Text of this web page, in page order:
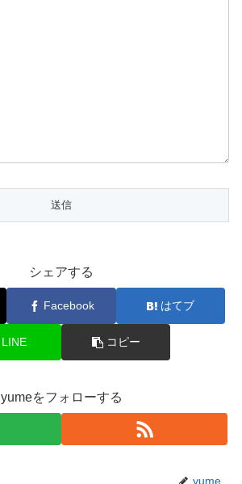
シェアする
Facebook はてブ
LINE コピー
yumeをフォローする
yume